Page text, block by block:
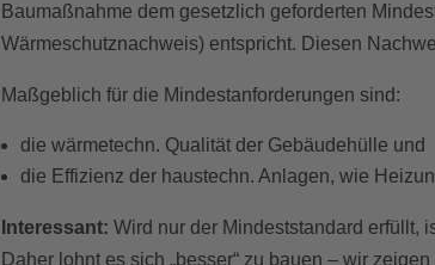
Baumaßnahme dem gesetzlich geforderten
Wärmeschutznachweis) entspricht. Diesen
Maßgeblich für die Mindestanforderungen sind:
die wärmetechn. Qualität der Gebäudehülle und
die Effizienz der haustechn. Anlagen, wie
Interessant: Wird nur der Mindeststandard erfüllt,
Daher lohnt es sich „besser“ zu bauen – wir